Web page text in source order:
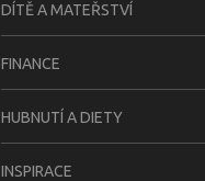
DÍTĚ A MATEŘSTVÍ
FINANCE
HUBNUTÍ A DIETY
INSPIRACE